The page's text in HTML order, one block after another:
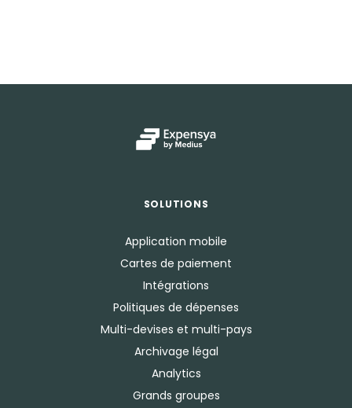
SOLUTIONS
Application mobile
Cartes de paiement
Intégrations
Politiques de dépenses
Multi-devises et multi-pays
Archivage légal
Analytics
Grands groupes